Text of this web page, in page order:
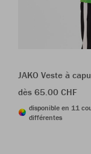
JAKO Veste à
dès 65.00 CHF
disponible en 11
différentes